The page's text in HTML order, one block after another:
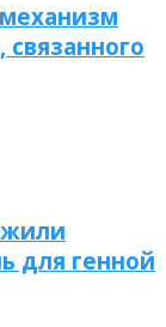
для генной